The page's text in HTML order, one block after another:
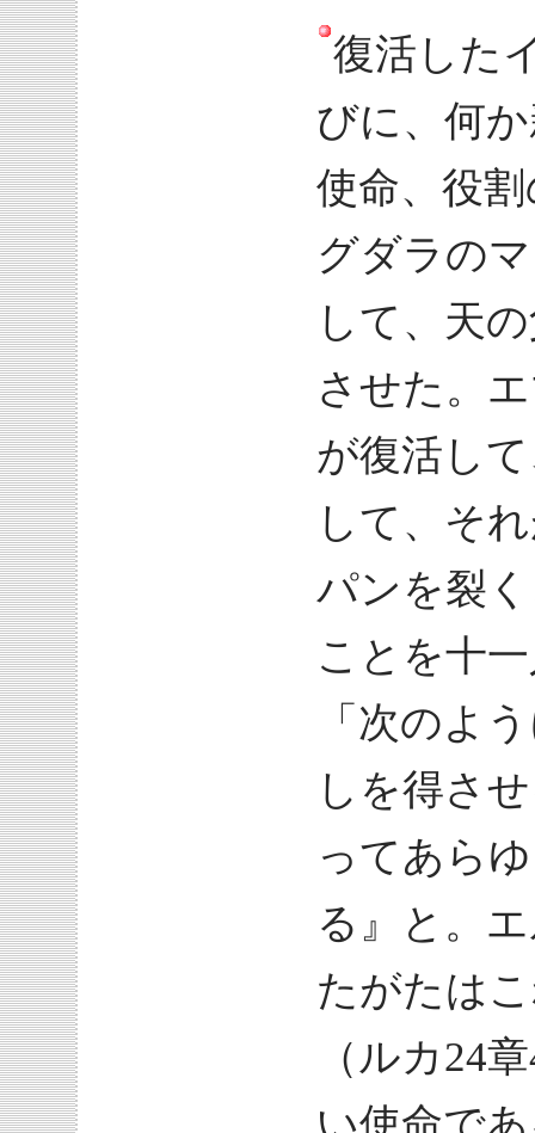
復活した
びに、何
使命、役
グダラの
して、天
させた。
が復活し
して、そ
パンを裂
ことを十
「次のよ
しを得さ
ってあら
る』と。
たがたは
（ルカ24